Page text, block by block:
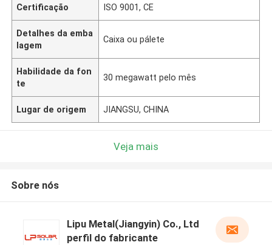
Certificação ISO 9001, CE
Detalhes da emba
lagem
Caixa ou pálete
Habilidade da fon
te
30 megawatt pelo mês
Lugar de origem JIANGSU, CHINA
Veja mais
Sobre nós
Lipu Metal(Jiangyin) Co., Ltd
perfil do fabricante